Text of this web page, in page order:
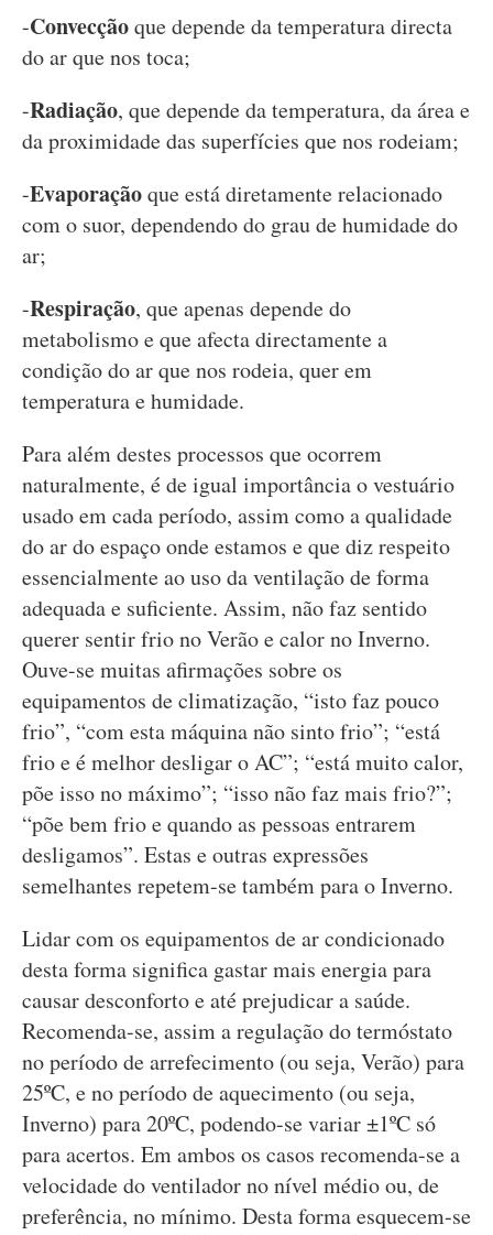
-Convecçãoque depende da temperatura directa
do ar que nos toca;
-Radiação, que depende da temperatura, da área e
da proximidade das superfícies que nos rodeiam;
-Evaporaçãoque está diretamente relacionado
com o suor, dependendo do grau de humidade do
ar;
-Respiração, que apenas depende do
metabolismo e que afecta directamente a
condição do ar que nos rodeia, quer em
temperatura e humidade.
Para além destes processos que ocorrem
naturalmente, é de igual importância o vestuário
usado em cada período, assim como a qualidade
do ar do espaço onde estamos e que diz respeito
essencialmente ao uso da ventilação de forma
adequada e suficiente. Assim, não faz sentido
querer sentir frio no Verão e calor no Inverno.
Ouve-se muitas afirmações sobre os
equipamentos de climatização, “isto faz pouco
frio”, “com esta máquina não sinto frio”; “está
frio e é melhor desligar o AC”; “está muito calor,
põe isso no máximo”; “isso não faz mais frio?”;
“põe bem frio e quando as pessoas entrarem
desligamos”. Estas e outras expressões
semelhantes repetem-se também para o Inverno.
Lidar com os equipamentos de ar condicionado
desta forma significa gastar mais energia para
causar desconforto e até prejudicar a saúde.
Recomenda-se, assim a regulação do termóstato
no período de arrefecimento (ou seja, Verão) para
25ºC, e no período de aquecimento (ou seja,
Inverno) para 20ºC, podendo-se variar ±1ºC só
para acertos. Em ambos os casos recomenda-se a
velocidade do ventilador no nível médio ou, de
preferência, no mínimo. Desta forma esquecem-se